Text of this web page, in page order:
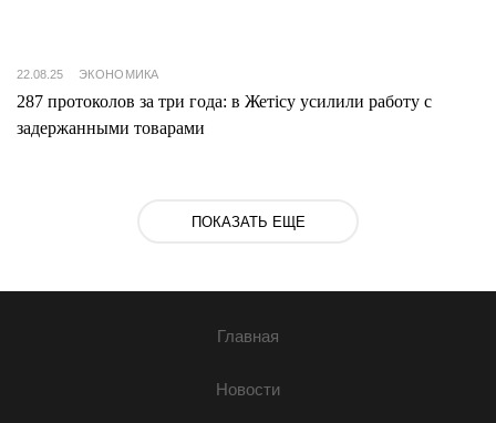
22.08.25 ЭКОНОМИКА
287 протоколов за три года: в Жетісу усилили работу с
задержанными товарами
ПОКАЗАТЬ ЕЩЕ
Главная
Новости